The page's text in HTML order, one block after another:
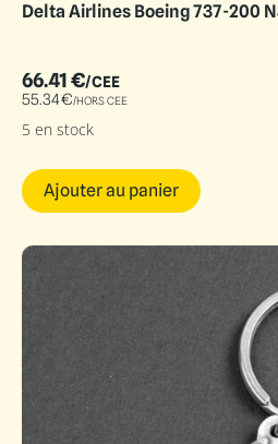
Delta Airlines Boeing 737-200
66.41€/CEE
55.34€/HORS CEE
5 en stock
Ajouter au panier